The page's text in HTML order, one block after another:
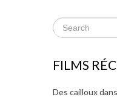
FILMS
Des cailloux